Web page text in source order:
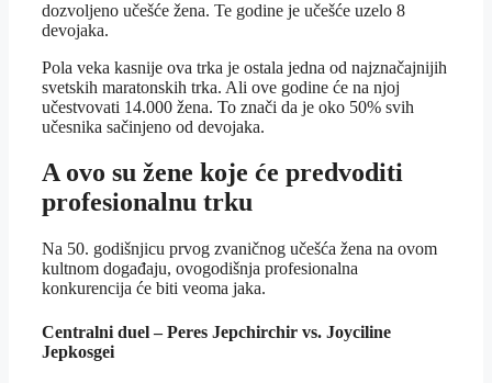
dozvoljeno učešće žena. Te godine je učešće uzelo 8
devojaka.
Pola veka kasnije ova trka je ostala jedna od najznačajnijih
svetskih maratonskih trka. Ali ove godine će na njoj
učestvovati 14.000 žena. To znači da je oko 50% svih
učesnika sačinjeno od devojaka.
A ovo su žene koje će predvoditi
profesionalnu trku
Na 50. godišnjicu prvog zvaničnog učešća žena na ovom
kultnom događaju, ovogodišnja profesionalna
konkurencija će biti veoma jaka.
Centralni duel – Peres Jepchirchir vs. Joyciline
Jepkosgei